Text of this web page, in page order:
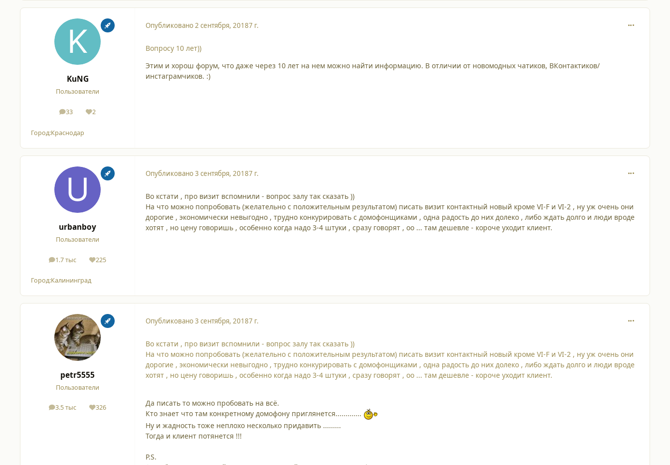
KuNG
Пользователи
33
сообщения
2
Репутация
Город:Краснодар
Опубликовано2 сентября, 20187 г.
Вопросу 10 лет))
Этим и хорош форум, что даже через 10 лет на нем можно найти информацию. В отличии от новомодных чатиков, ВКонтактиков/
инстаграмчиков. :)
urbanboy
Пользователи
1.7 тыс
сообщения225
Репутация
Город:Калининград
Опубликовано3 сентября, 20187 г.
Во кстати , про визит вспомнили - вопрос залу так сказать ))
На что можно попробовать (желательно с положительным результатом) писать визит контактный новый кроме VI-F и VI-2 , ну уж очень они
дорогие , экономически невыгодно , трудно конкурировать с домофонщиками , одна радость до них долеко , либо ждать долго и люди вроде
хотят , но цену говоришь , особенно когда надо 3-4 штуки , сразу говорят , оо ... там дешевле - короче уходит клиент.
petr5555
Пользователи
3.5 тыс
сообщения326
Репутация
Опубликовано3 сентября, 20187 г.
Во кстати , про визит вспомнили - вопрос залу так сказать ))
На что можно попробовать (желательно с положительным результатом) писать визит контактный новый кроме VI-F и VI-2 , ну уж очень они
дорогие , экономически невыгодно , трудно конкурировать с домофонщиками , одна радость до них долеко , либо ждать долго и люди вроде
хотят , но цену говоришь , особенно когда надо 3-4 штуки , сразу говорят , оо ... там дешевле - короче уходит клиент.
Да писать то можно пробовать на всё.
Кто знает что там конкретному домофону приглянется.............
Ну и жадность тоже неплохо несколько придавить .........
Тогда и клиент потянется !!!
P.S.